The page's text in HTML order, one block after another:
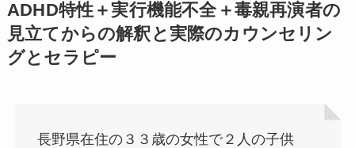
ADHD特性＋実行機能不全＋毒親再演者の
見立てからの解釈と実際のカウンセリン
グとセラピー
長野県在住の３３歳の女性で２人の子供